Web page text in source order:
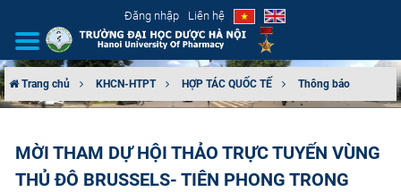
Đăng nhập Liên hệ
CƠ CẤU TỔ CHỨC
Trang chủ KHCN-HTPT HỢP TÁC QUỐC TẾ Thông báo
MỜI THAM DỰ HỘI THẢO TRỰC TUYẾN VÙNG
THỦ ĐÔ BRUSSELS- TIÊN PHONG TRONG